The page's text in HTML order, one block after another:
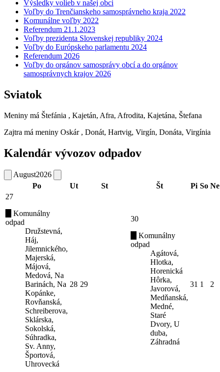
Výsledky volieb v našej obci
Voľby do Trenčianskeho samosprávneho kraja 2022
Komunálne voľby 2022
Referendum 21.1.2023
Voľby prezidenta Slovenskej republiky 2024
Voľby do Európskeho parlamentu 2024
Referendum 2026
Voľby do orgánov samosprávy obcí a do orgánov
samosprávnych krajov 2026
Sviatok
Meniny má Štefánia , Kajetán, Afra, Afrodita, Kajetána, Štefana
Zajtra má meniny Oskár , Donát, Hartvig, Virgín, Donáta, Virgínia
Kalendár vývozov odpadov
August2026
Po
Ut St Št Pi So Ne
27
Komunálny
odpad
Družstevná,
Háj,
Jilemnického,
Majerská,
Májová,
Medová, Na
Barinách, Na
Kopánke,
Rovňanská,
Schreiberova,
Sklárska,
Sokolská,
Súhradka,
Sv. Anny,
Športová,
Uhrovecká
28 29
30
Komunálny
odpad
Agátová,
Hlotka,
Horenická
Hôrka,
Javorová,
Medňanská,
Medné,
Staré
Dvory, U
duba,
Záhradná
31 1 2